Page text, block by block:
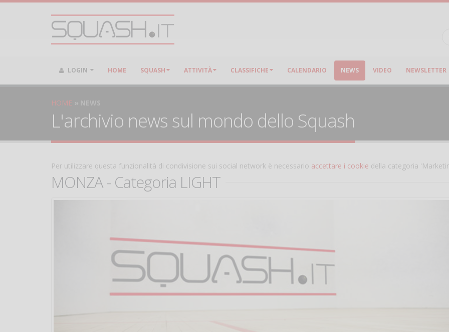
LOGIN HOME SQUASH ATTIVITÀ CLASSIFICHE CALENDARIO NEWS VIDEO NEWSLETTER
HOME NEWS
L'archivio news sul mondo dello Squash
Per utilizzare questa funzionalità di condivisione sui social network è necessario accettare i cookie della categoria
MONZA - Categoria LIGHT